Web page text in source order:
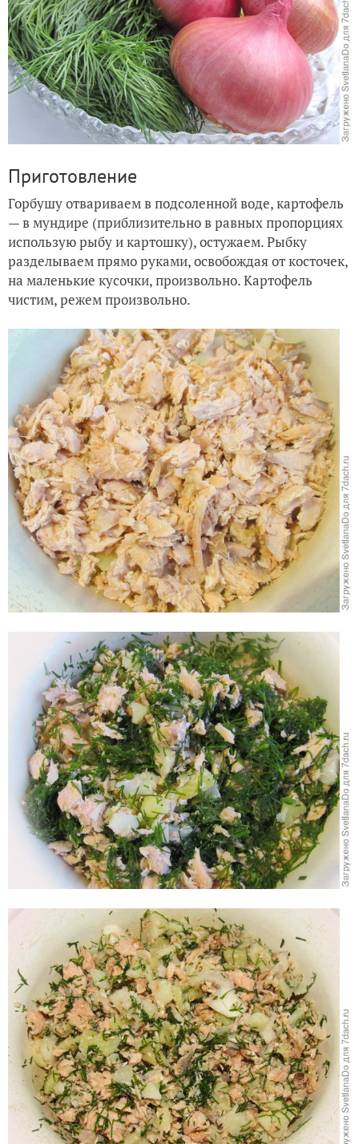
Приготовление
Горбушу отвариваем в подсоленной воде, картофель
— в мундире (приблизительно в равных пропорциях
использую рыбу и картошку), остужаем. Рыбку
разделываем прямо руками, освобождая от косточек,
на маленькие кусочки, произвольно. Картофель
чистим, режем произвольно.